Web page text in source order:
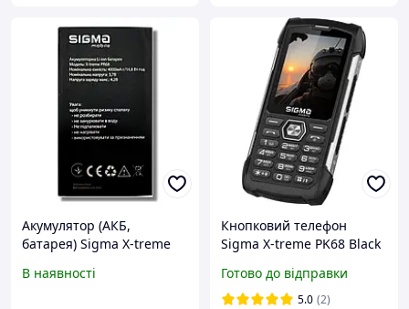
Акумулятор (АКБ,
батарея) Sigma X-treme
4000mAh)
В наявності
Кнопковий телефон
Sigma X-treme PK68 Black
Готово до відправки
5.0 (2)